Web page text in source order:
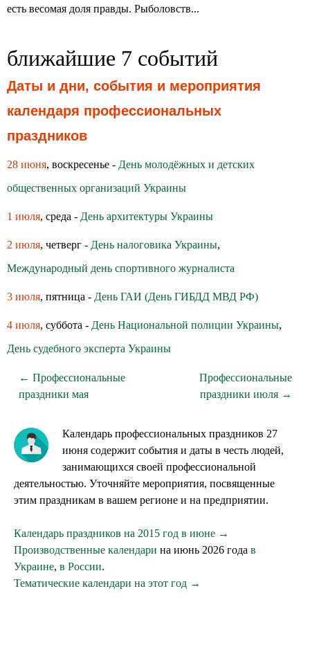
есть весомая доля правды. Рыболовств...
ближайшие 7 событий
Даты и дни, события и мероприятия
календаря профессиональных
праздников
28 июня, воскресенье - День молодёжных и детских
общественных организаций Украины
1 июля, среда - День архитектуры Украины
2 июля, четверг - День налоговика Украины,
Международный день спортивного журналиста
3 июля, пятница - День ГАИ (День ГИБДД МВД РФ)
4 июля, суббота - День Национальной полиции Украины,
День судебного эксперта Украины
← Профессиональные
праздники мая
Профессиональные
праздники июля →
Календарь профессиональных праздников 27
июня содержит события и даты в честь людей,
занимающихся своей профессиональной
деятельностью. Уточняйте мероприятия, посвященные
этим праздникам в вашем регионе и на предприятии.
Календарь праздников на 2015 год в июне →
Производственные календари на июнь 2026 года в
Украине, в России.
Тематические календари на этот год →